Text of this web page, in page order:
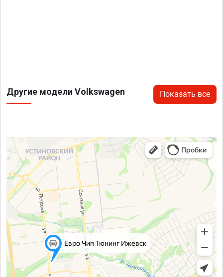
Другие модели Volkswagen Показать все